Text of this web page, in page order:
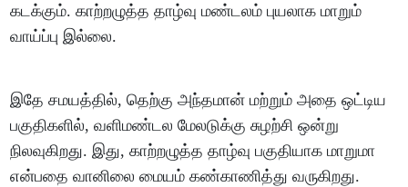
கடக்கும். காற்றழுத்த தாழ்வு மண்டலம் புயலாக மாறும்
வாய்ப்பு இல்லை.
இதே சமயத்தில், தெற்கு அந்தமான் மற்றும் அதை ஒட்டிய
பகுதிகளில், வளிமண்டல மேலடுக்கு சுழற்சி ஒன்று
நிலவுகிறது. இது, காற்றழுத்த தாழ்வு பகுதியாக மாறுமா
என்பதை வானிலை மையம் கண்காணித்து வருகிறது.